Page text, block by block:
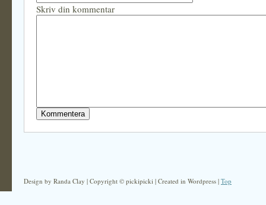
Skriv din kommentar
Design by Randa Clay | Copyright © pickipicki | Created in Wordpress | Top